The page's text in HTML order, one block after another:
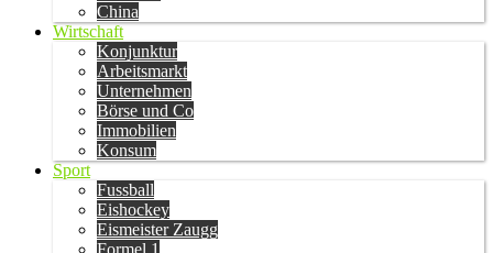
China
Wirtschaft
Konjunktur
Arbeitsmarkt
Unternehmen
Börse und Co
Immobilien
Konsum
Sport
Fussball
Eishockey
Eismeister Zaugg
Formel 1